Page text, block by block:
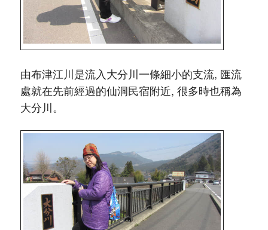
由布津江川是流入大分川一條細小的支流, 匯流
處就在先前經過的仙洞民宿附近, 很多時也稱為
大分川。